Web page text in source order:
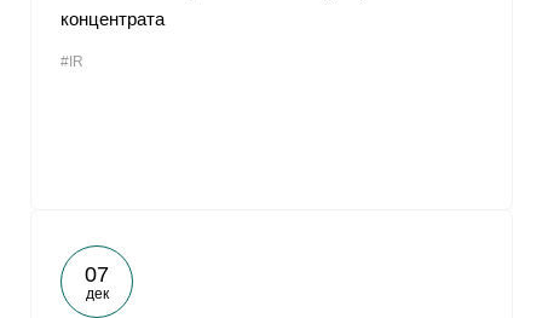
концентрата
#IR
07
дек